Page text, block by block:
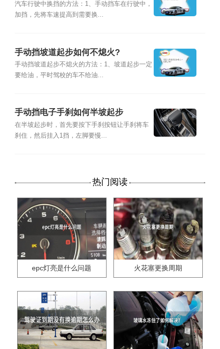
汽车行驶中换挡的方法：1、手动挡车在行驶中，
加挡，先将车速提高到需要换...
手动挡坡道起步如何不熄火?
手动挡坡道起步不熄火的方法：1、坡道起步一定
要给油，平时驾校的车不给油...
手动挡电子手刹如何半坡起步
在半坡起步时，首先要按下手刹按钮让手刹将车
刹住，然后挂入1挡，左脚要慢...
热门阅读
epc灯亮是什么问题 火花塞更换周期